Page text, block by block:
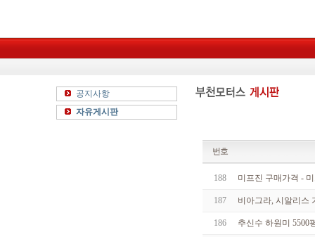
공지사항
자유게시판
번호
188 미­프진 구매가격 -
187 비아그라, 시알리스
186 추신수 하원미 5500